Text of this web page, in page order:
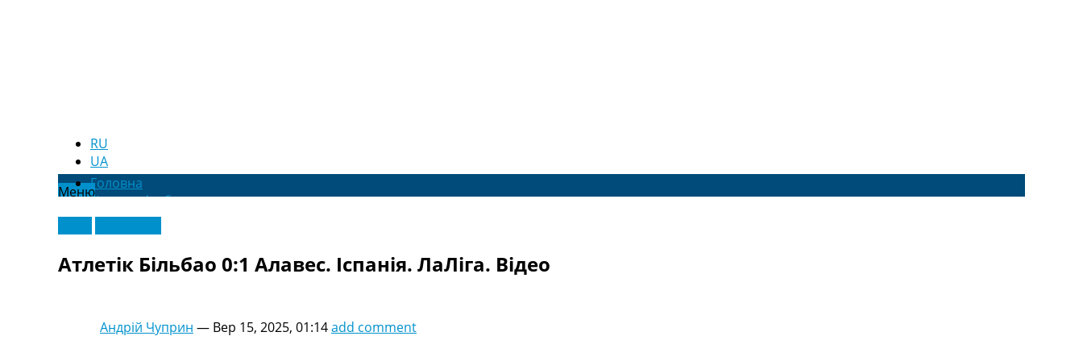
RU
UA
МенюГоловна
Новини футболу
Відео
Новини футболу України
Футбольні трансфери
Останні коментарі
Рейтінги
Атлетік Більбао 0:1 Алавес. Іспанія. ЛаЛіга. Відео
Андрій Чуприн — Вер 15, 2025, 01:14add comment